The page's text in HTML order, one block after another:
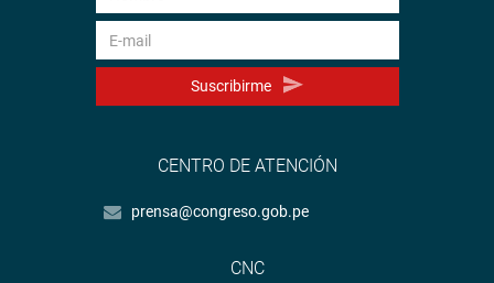
Suscribirme
CENTRO DE ATENCIÓN
prensa@congreso.gob.pe
CNC